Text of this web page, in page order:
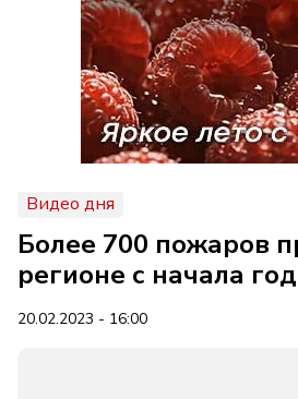
Видео дня
Более 700 пожаров
регионе с начала
20.02.2023 - 16:00